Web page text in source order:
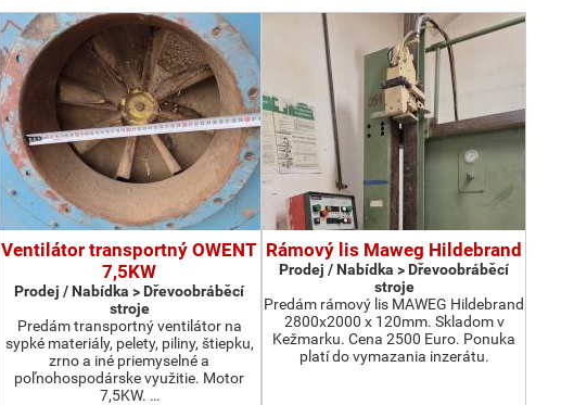
Ventilátor transportný OWENT
7,5KW
Prodej / Nabídka > Dřevoobráběcí
stroje
Predám transportný ventilátor na
sypké materiály, pelety, piliny, štiepku,
zrno a iné priemyselné a
poľnohospodárske využitie. Motor
7,5KW. …
Rámový lis Maweg Hildebrand
Prodej / Nabídka > Dřevoobráběcí
stroje
Predám rámový lis MAWEG Hildebrand
2800x2000 x 120mm. Skladom v
Kežmarku. Cena 2500 Euro. Ponuka
platí do vymazania inzerátu.